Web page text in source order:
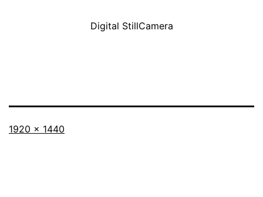
Digital StillCamera
Originalgröße
1920 × 1440